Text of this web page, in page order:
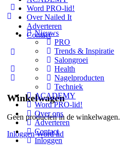
Word PRO-lid!
Over Nailed It
Adverteren
Contact
options
Winkelwagen
Geen producten in de winkelwagen.
Inloggen Word lid
Nieuws
PRO
Trends & Inspiratie
Salongroei
Health
Nagelproducten
Techniek
ACADEMY
Word PRO-lid!
Over ons
Adverteren
Contact
Inloggen